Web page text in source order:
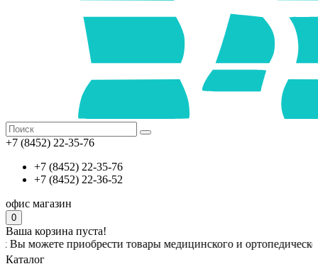
+7 (8452) 22-35-76
+7 (8452) 22-35-76
+7 (8452) 22-36-52
офис магазин
0
Ваша корзина пуста!
приобрести товары медицинского и ортопедического
Каталог